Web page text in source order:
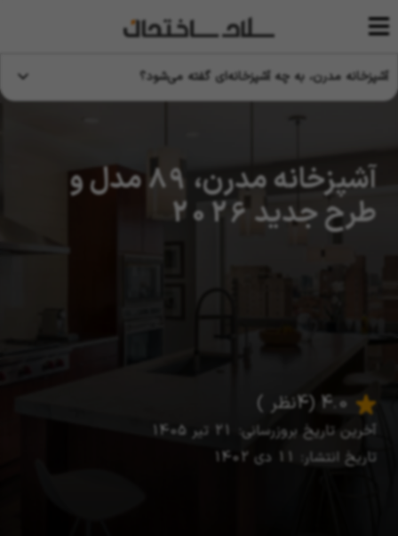
آشپزخانه مدرن، به چه آشپزخانه‌ای گفته می‌شود؟
آشپزخانه مدرن، 89 مدل و
طرح جدید 2026
آخرین تاریخ بروزرسانی: 21 تیر 1405
تاریخ انتشار: 11 دی 1402
(4 نظر )